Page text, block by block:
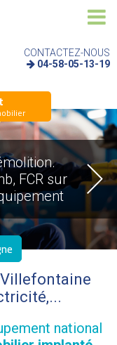
CONTACTEZ-NOUS
04-58-05-13-19
FCR sur
national